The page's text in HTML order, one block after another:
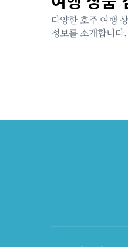
다양한 호주 여행
정보를 소개합니다.